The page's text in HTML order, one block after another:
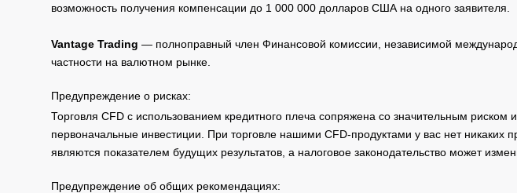
возможность получения компенсации до 1 000 000 долларов США на одного заявителя.
Vantage Trading — полноправный член Финансовой комиссии, независимой
частности на валютном рынке.
Предупреждение о рисках:
Торговля CFD с использованием кредитного плеча сопряжена со значительным
первоначальные инвестиции. При торговле нашими CFD-продуктами у вас нет
являются показателем будущих результатов, а налоговое законодательство может
Предупреждение об общих рекомендациях: